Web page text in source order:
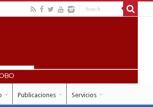
Publicaciones Servicios